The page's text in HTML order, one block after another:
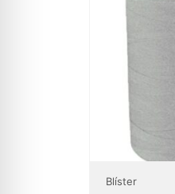
Blíster